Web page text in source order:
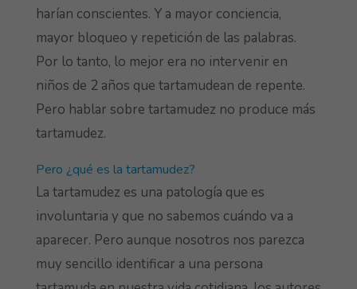
harían conscientes. Y a mayor conciencia,
mayor bloqueo y repetición de las palabras.
Por lo tanto, lo mejor era no intervenir en
niños de 2 años que tartamudean de repente.
Pero hablar sobre tartamudez no produce más
tartamudez.
Pero ¿qué es la tartamudez?
La tartamudez es una patología que es
involuntaria y que no sabemos cuándo va a
aparecer. Pero aunque nosotros nos parezca
muy sencillo identificar a una persona